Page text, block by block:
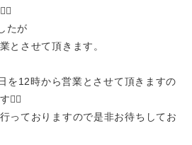
たが
とさせて頂きます。
を12時から営業とさせて頂きますの
🙇‍♂️
っておりますので是非お待ちしてお